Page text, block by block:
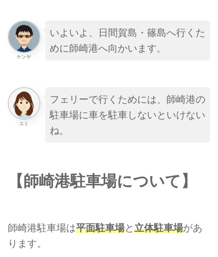
ケンヤ
いよいよ、日間賀島・篠島へ行くた
めに師崎港へ向かいます。
ユミ
フェリーで行くためには、師崎港の
駐車場に車を駐車しないといけない
ね 。
【師崎港駐車場について】
師崎港駐車場は平面駐車場と立体駐車場があ
ります。